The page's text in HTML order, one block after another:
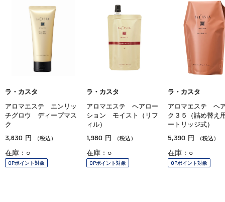
ラ・カスタ
アロマエステ エンリッ
チグロウ ディープマス
ク
3,630 円 （税込）
在庫：○
OPポイント対象
ラ・カスタ
アロマエステ ヘアロー
ション モイスト（リフ
ィル）
1,980 円 （税込）
在庫：○
OPポイント対象
ラ・カスタ
アロマエステ ヘ
ク３５（詰め替え
ートリッジ式）
5,390 円 （税込）
在庫：○
OPポイント対象